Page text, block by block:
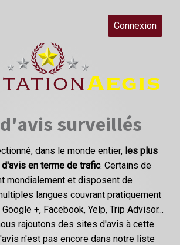
Connexion
surveillés
dans le monde entier, les plus
en terme de trafic. Certains de
mondialement et disposent de
langues couvrant pratiquement
+, Facebook, Yelp, Trip Advisor...
rajoutons des sites d'avis à cette
n'est pas encore dans notre liste